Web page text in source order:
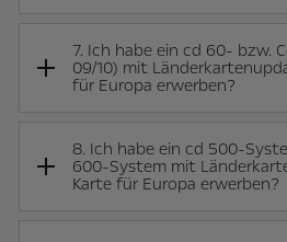
7. Ich habe ein cd 60- bzw.
09/10) mit
für Europa erwerben?
8. Ich habe ein cd 500-
600-System mit
Karte für Europa erwerben?